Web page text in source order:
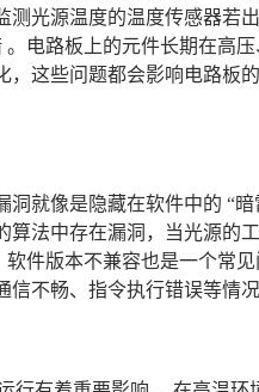
测光源温度的温度传感器若
。电路板上的元件长期在高
，这些问题都会影响电路板
就像是隐藏在软件中的 “
算法中存在漏洞，当光源的
软件版本不兼容也是一个常
不畅、指令执行错误等情